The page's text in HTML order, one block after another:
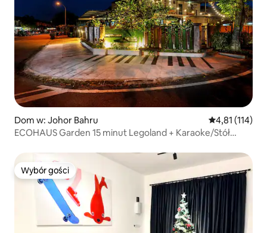
Dom w: Johor Bahru Średnia
4,81 (114)
ECOHAUS Garden 15 minut Legoland + Karaoke/Stół
Wybór gości
Wybór gości